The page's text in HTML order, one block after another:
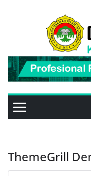
ThemeGrill